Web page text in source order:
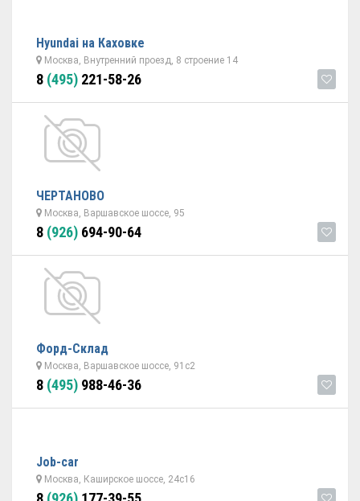
Hyundai на Каховке
Москва, Внутренний проезд, 8 строение 14
8 (495) 221-58-26
ЧЕРТАНОВО
Москва, Варшавское шоссе, 95
8 (926) 694-90-64
Форд-Склад
Москва, Варшавское шоссе, 91с2
8 (495) 988-46-36
Job-car
Москва, Каширское шоссе, 24с16